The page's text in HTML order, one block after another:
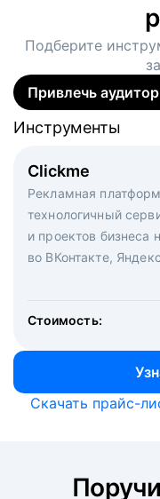
Подберите
Привлечь
Clickme
Рекламная
технологичный
и проектов бизнеса
во ВКонтакте,
Стоимость:
Инструменты
Вакансия дня
Рекламный формат
hh.ru. Увеличивает
Инструменты
Массовый подбор
кандидатов и когда
маркетологи,
hh.ru с целым
Инструменты
Скачать прайс-